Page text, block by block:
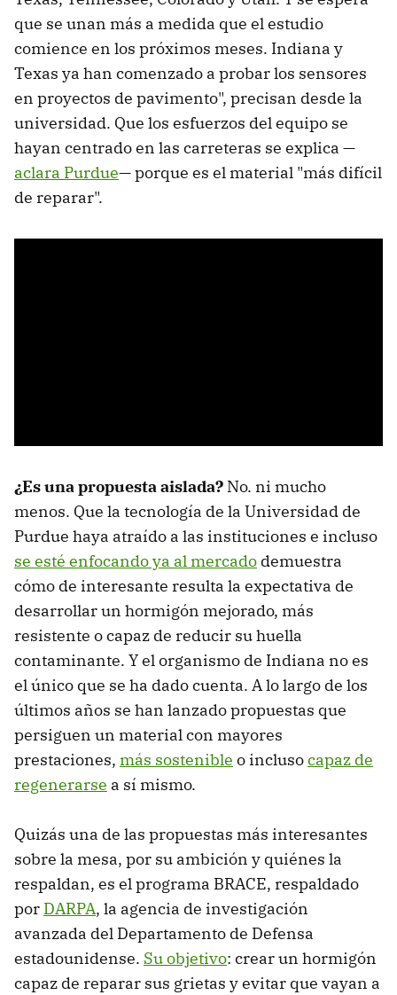
que se unan más a medida que el estudio
comience en los próximos meses. Indiana y
Texas ya han comenzado a probar los sensores
en proyectos de pavimento", precisan desde la
universidad. Que los esfuerzos del equipo se
hayan centrado en las carreteras se explica —
aclara Purdue— porque es el material "más difícil
de reparar".
¿Es una propuesta aislada? No. ni mucho
menos. Que la tecnología de la Universidad de
Purdue haya atraído a las instituciones e incluso
se esté enfocando ya al mercado demuestra
cómo de interesante resulta la expectativa de
desarrollar un hormigón mejorado, más
resistente o capaz de reducir su huella
contaminante. Y el organismo de Indiana no es
el único que se ha dado cuenta. A lo largo de los
últimos años se han lanzado propuestas que
persiguen un material con mayores
prestaciones, más sostenible o inclusocapaz de
regenerarse a sí mismo.
Quizás una de las propuestas más interesantes
sobre la mesa, por su ambición y quiénes la
respaldan, es el programa BRACE, respaldado
por DARPA, la agencia de investigación
avanzada del Departamento de Defensa
estadounidense. Su objetivo: crear un hormigón
capaz de reparar sus grietas y evitar que vayan a